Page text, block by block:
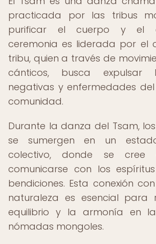
practicada por las tribus
purificar el cuerpo y el
ceremonia es liderada por el
tribu, quien a través de
cánticos, busca expulsar
negativas y enfermedades
comunidad.
Durante la danza del Tsam,
se sumergen en un
colectivo, donde se cree
comunicarse con los
bendiciones. Esta conexión
naturaleza es esencial para
equilibrio y la armonía en
nómadas mongoles.